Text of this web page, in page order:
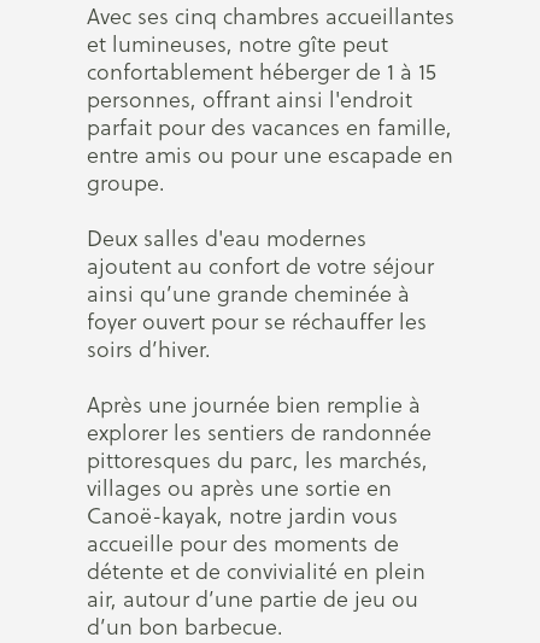
Avec ses cinq chambres accueillantes
et lumineuses, notre gîte peut
confortablement héberger de 1 à 15
personnes, offrant ainsi l'endroit
parfait pour des vacances en famille,
entre amis ou pour une escapade en
groupe.
Deux salles d'eau modernes
ajoutent au confort de votre séjour
ainsi qu’une grande cheminée à
foyer ouvert pour se réchauffer les
soirs d’hiver.
Après une journée bien remplie à
explorer les sentiers de randonnée
pittoresques du parc, les marchés,
villages ou après une sortie en
Canoë-kayak, notre jardin vous
accueille pour des moments de
détente et de convivialité en plein
air, autour d’une partie de jeu ou
d’un bon barbecue.